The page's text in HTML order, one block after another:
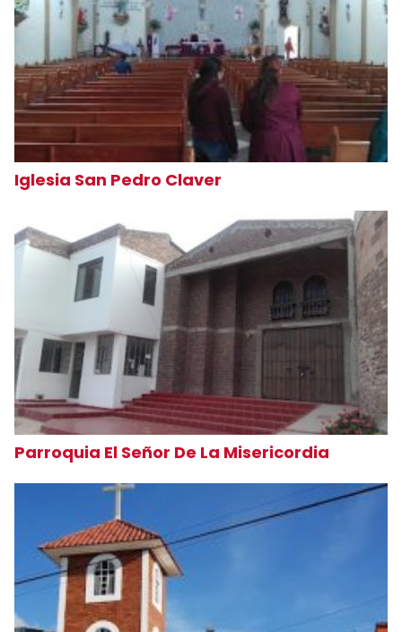
Iglesia San Pedro Claver
Parroquia El Señor De La Misericordia